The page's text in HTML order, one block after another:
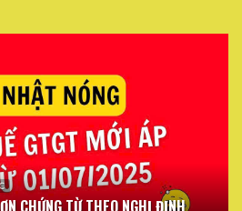
CHỨNG TỪ THEO NGHỊ ĐỊNH